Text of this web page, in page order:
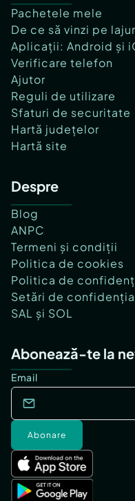
Pachetele mele
De ce să vinzi pe
Aplicații: Android și
Verificare telefon
Ajutor
Reguli de utilizare
Sfaturi de securitate
Hartă județelor
Hartă site
Despre
Blog
ANPC
Termeni și condiții
Politica de cookies
Politica de
Setări de
SAL și SOL
Abonează-te la
Email
Abonare